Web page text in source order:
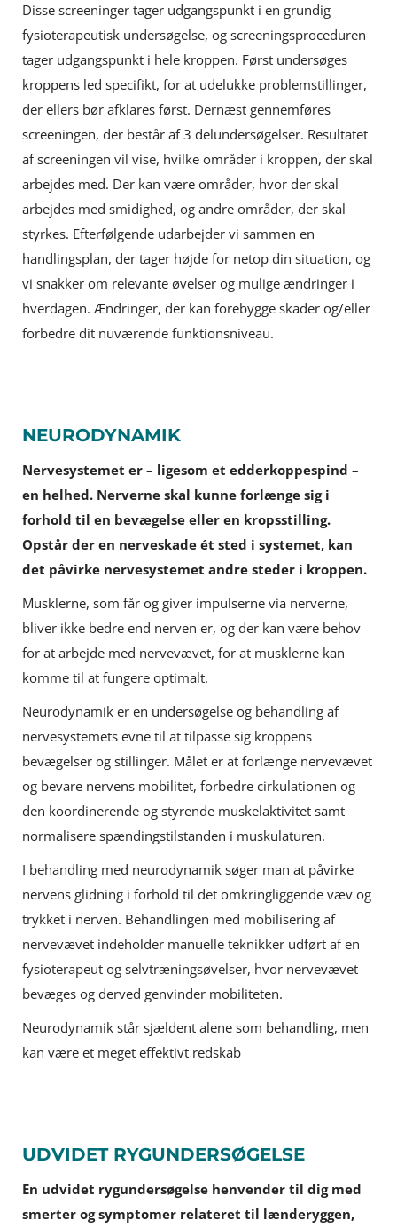
Disse screeninger tager udgangspunkt i en grundig
fysioterapeutisk undersøgelse, og screeningsproceduren
tager udgangspunkt i hele kroppen. Først undersøges
kroppens led specifikt, for at udelukke problemstillinger,
der ellers bør afklares først. Dernæst gennemføres
screeningen, der består af 3 delundersøgelser. Resultatet
af screeningen vil vise, hvilke områder i kroppen, der skal
arbejdes med. Der kan være områder, hvor der skal
arbejdes med smidighed, og andre områder, der skal
styrkes. Efterfølgende udarbejder vi sammen en
handlingsplan, der tager højde for netop din situation, og
vi snakker om relevante øvelser og mulige ændringer i
hverdagen. Ændringer, der kan forebygge skader og/eller
forbedre dit nuværende funktionsniveau.
NEURODYNAMIK
Nervesystemet er – ligesom et edderkoppespind –
en helhed. Nerverne skal kunne forlænge sig i
forhold til en bevægelse eller en kropsstilling.
Opstår der en nerveskade ét sted i systemet, kan
det påvirke nervesystemet andre steder i kroppen.
Musklerne, som får og giver impulserne via nerverne,
bliver ikke bedre end nerven er, og der kan være behov
for at arbejde med nervevævet, for at musklerne kan
komme til at fungere optimalt.
Neurodynamik er en undersøgelse og behandling af
nervesystemets evne til at tilpasse sig kroppens
bevægelser og stillinger. Målet er at forlænge nervevævet
og bevare nervens mobilitet, forbedre cirkulationen og
den koordinerende og styrende muskelaktivitet samt
normalisere spændingstilstanden i muskulaturen.
I behandling med neurodynamik søger man at påvirke
nervens glidning i forhold til det omkringliggende væv og
trykket i nerven. Behandlingen med mobilisering af
nervevævet indeholder manuelle teknikker udført af en
fysioterapeut og selvtræningsøvelser, hvor nervevævet
bevæges og derved genvinder mobiliteten.
Neurodynamik står sjældent alene som behandling, men
kan være et meget effektivt redskab
UDVIDET RYGUNDERSØGELSE
En udvidet rygundersøgelse henvender til dig med
smerter og symptomer relateret til lænderyggen,